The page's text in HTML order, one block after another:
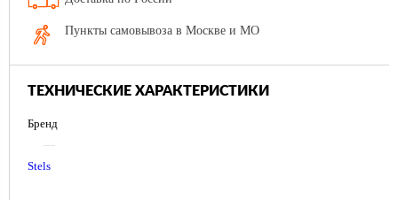
Пункты самовывоза в Москве и МО
ТЕХНИЧЕСКИЕ ХАРАКТЕРИСТИКИ
Бренд
—
Stels